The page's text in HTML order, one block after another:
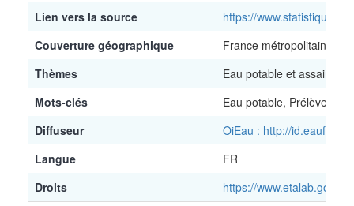
Lien vers la source
https://
Couverture géographique
France métropolitaine
Thèmes
Eau potable et
Mots-clés
Eau potable, Prélèvement
Diffuseur
OiEau : http://
Langue
FR
Droits
https://